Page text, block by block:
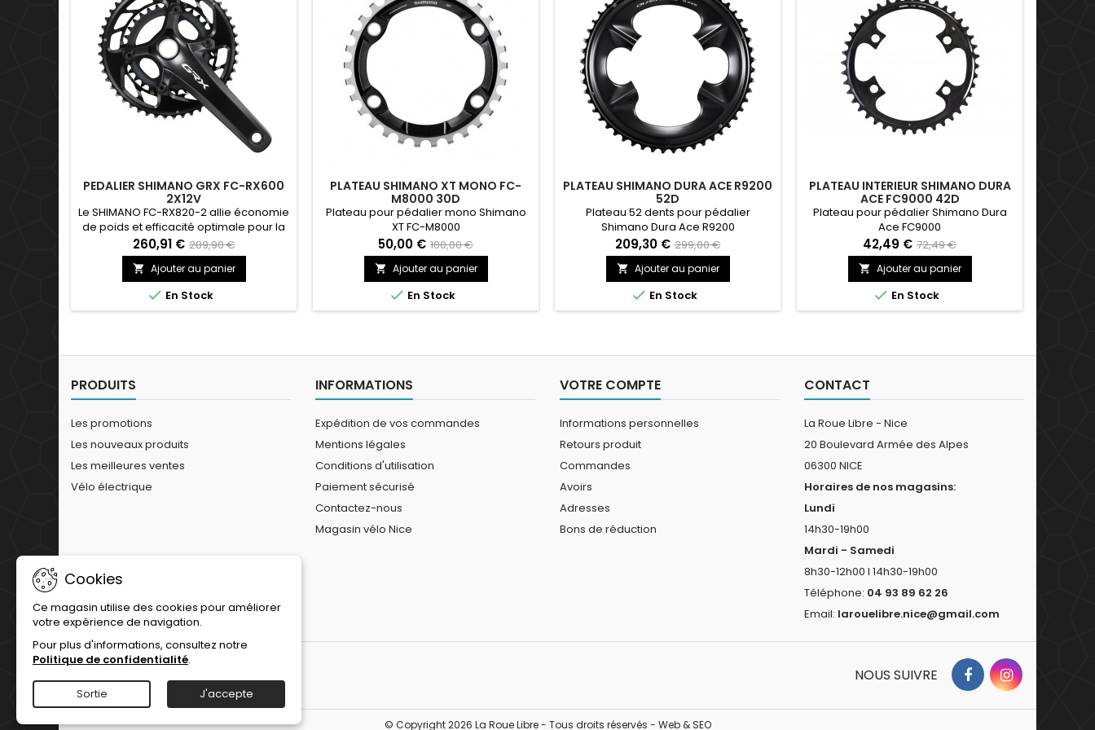
PEDALIER SHIMANO GRX FC-RX600
2X12V
Le SHIMANO FC-RX820-2 allie économie
de poids et efficacité optimale pour la
pratique sur terrain mixte et la
compétition. Le double plateau répond
aux exigences du Gravel, en
conservant les rapports plus resserrés
nécessaires pour maintenir votre
position dans le peloton. Le pédalier
260,91 € 289,90 €
 Ajouter au panier
 En Stock
PLATEAU SHIMANO XT MONO FC-
M8000 30D
Plateau pour pédalier mono Shimano
XT FC-M8000
50,00 € 100,00 €
 Ajouter au panier
 En Stock
PLATEAU SHIMANO DURA ACE R9200
52D
Plateau 52 dents pour pédalier
Shimano Dura Ace R9200
209,30 € 299,00 €
 Ajouter au panier
 En Stock
PLATEAU INTERIEUR SHIMANO DURA
ACE FC9000 42D
Plateau pour pédalier Shimano Dura
Ace FC9000
42,49 € 72,49 €
 Ajouter au panier
 En Stock
PRODUITS
Les promotions
Les nouveaux produits
Les meilleures ventes
Vélo électrique
INFORMATIONS
Expédition de vos commandes
Mentions légales
Conditions d'utilisation
Paiement sécurisé
Contactez-nous
Magasin vélo Nice
VOTRE COMPTE
Informations personnelles
Retours produit
Commandes
Avoirs
Adresses
Bons de réduction
CONTACT
La Roue Libre - Nice
20 Boulevard Armée des Alpes
06300 NICE
Horaires de nos magasins:
Lundi
14h30-19h00
Mardi - Samedi
8h30-12h00 I 14h30-19h00
Téléphone: 04 93 89 62 26
Email: larouelibre.nice@gmail.com
Cookies
Ce magasin utilise des cookies pour améliorer
votre expérience de navigation.
Pour plus d'informations, consultez notre
Politique de confidentialité.
Sortie J'accepte
NOUS SUIVRE
© Copyright 2026 La Roue Libre - Tous droits réservés - Web & SEO